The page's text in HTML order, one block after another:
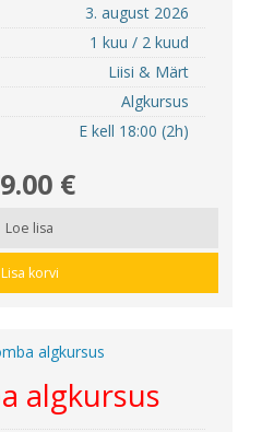
3. august 2026
1 kuu / 2 kuud
Liisi & Märt
Algkursus
E kell 18:00 (2h)
€
Loe lisa
Lisa korvi
algkursus